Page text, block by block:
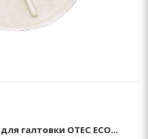
галтовки OTEC ЕCО...